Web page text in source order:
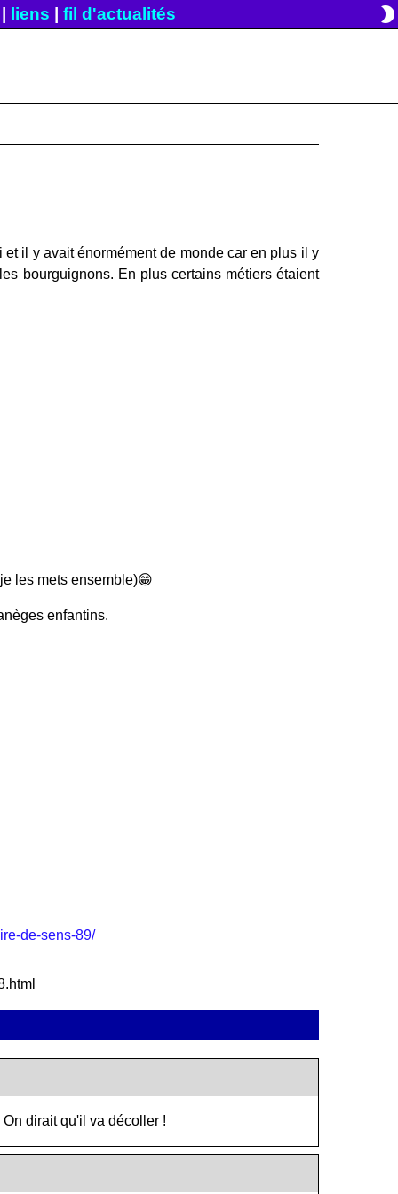
liens fil d'actualités brightness_2
il y avait énormément de monde car en plus il y
bourguignons. En plus certains métiers étaient
les mets ensemble)😁
enfantins.
de-sens-89/
dirait qu'il va décoller !